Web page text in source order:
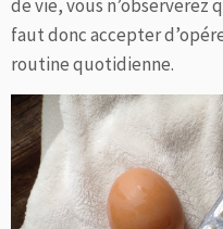
de vie, vous
faut donc accepter
routine quotidienne.